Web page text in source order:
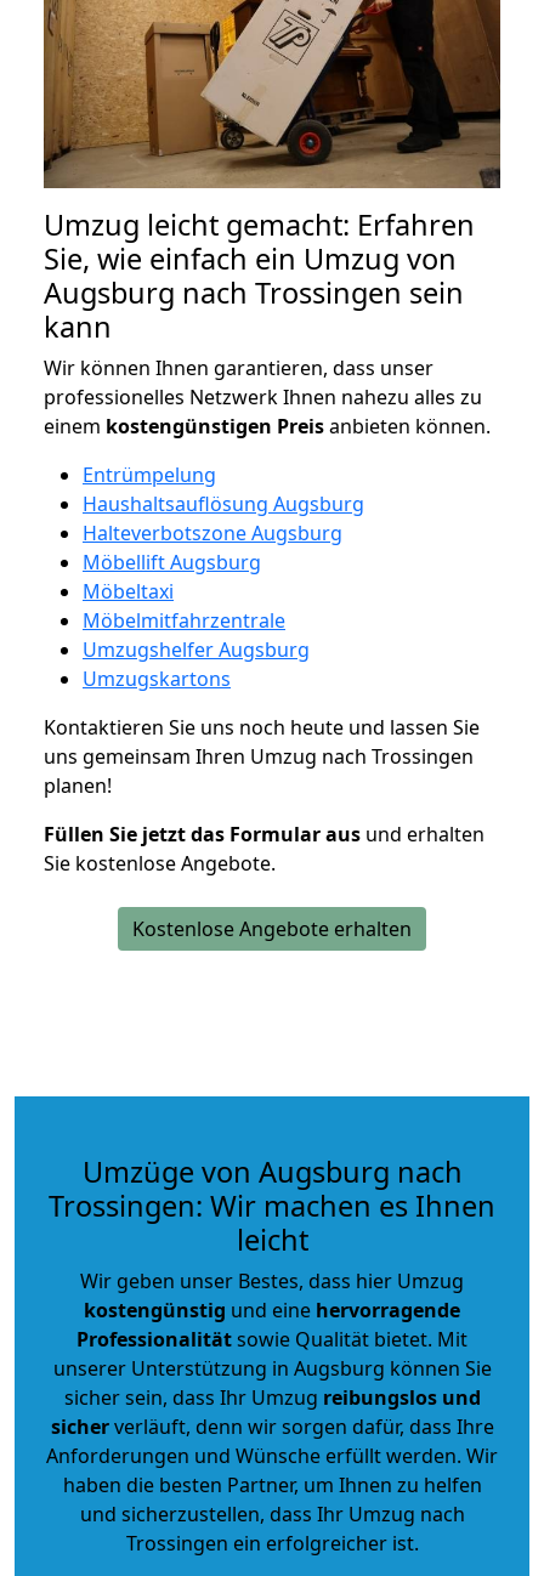
Umzug leicht gemacht: Erfahren
Sie, wie einfach ein Umzug von
Augsburg nach Trossingen sein
kann
Wir können Ihnen garantieren, dass unser
professionelles Netzwerk Ihnen nahezu alles zu
einem kostengünstigen Preisanbieten können.
Entrümpelung
Haushaltsauflösung Augsburg
Halteverbotszone Augsburg
Möbellift Augsburg
Möbeltaxi
Möbelmitfahrzentrale
Umzugshelfer Augsburg
Umzugskartons
Kontaktieren Sie uns noch heute und lassen Sie
uns gemeinsam Ihren Umzug nach Trossingen
planen!
Füllen Sie jetzt das Formular aus und erhalten
Sie kostenlose Angebote.
Kostenlose Angebote erhalten
Umzüge von Augsburg nach
Trossingen: Wir machen es Ihnen
leicht
Wir geben unser Bestes, dass hier Umzug
kostengünstig und eine hervorragende
Professionalitätsowie Qualität bietet. Mit
unserer Unterstützung in Augsburg können Sie
sicher sein, dass Ihr Umzug reibungslos und
sicherverläuft, denn wir sorgen dafür, dass Ihre
Anforderungen und Wünsche erfüllt werden. Wir
haben die besten Partner, um Ihnen zu helfen
und sicherzustellen, dass Ihr Umzug nach
Trossingen ein erfolgreicher ist.